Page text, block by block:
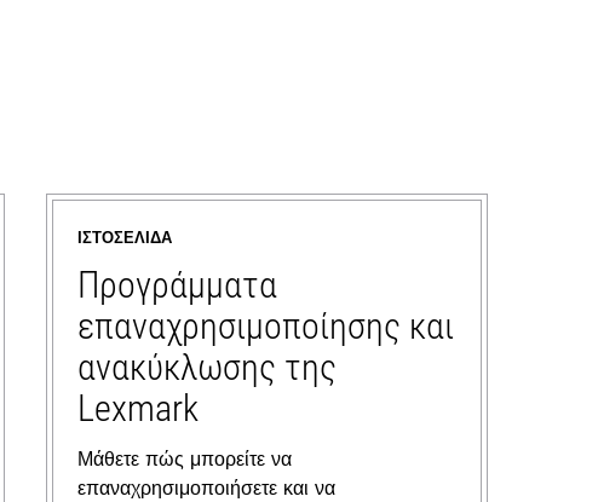
ΙΣΤΟΣΕΛΊΔΑ
Προγράμματα
επαναχρησιμοποίησης και
ανακύκλωσης της
Lexmark
Μάθετε πώς μπορείτε να
επαναχρησιμοποιήσετε και να